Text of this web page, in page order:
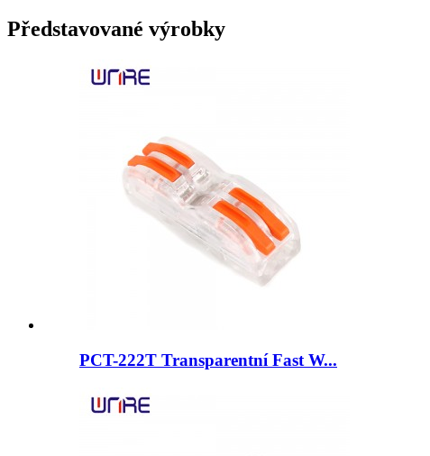
Představované výrobky
PCT-222T Transparentní Fast W...